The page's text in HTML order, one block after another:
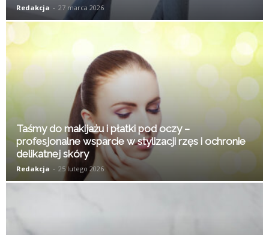
Redakcja - 27 marca 2026
Taśmy do makijażu i płatki pod oczy –
profesjonalne wsparcie w stylizacji rzęs i ochronie
delikatnej skóry
Redakcja - 25 lutego 2026